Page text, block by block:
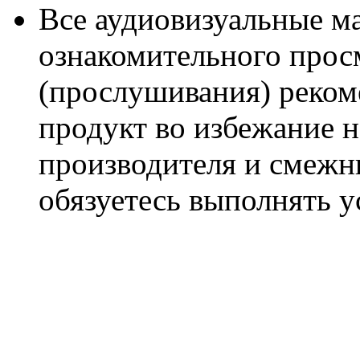
Все аудиовизуальные
ознакомительного
(прослушивания)
продукт во избежание
производителя и
обязуетесь выполнять